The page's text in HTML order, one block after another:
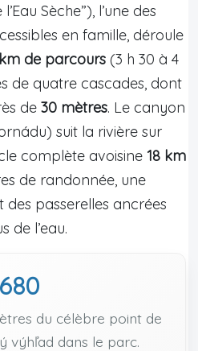
Sèche”), l’une des
en famille, déroule
de parcours (3 h 30 à 4
de quatre cascades, dont
de 30 mètres. Le canyon
suit la rivière sur
complète avoisine 18 km
de randonnée, une
passerelles ancrées
de l’eau.
680
du célèbre point de
výhľad dans le parc.